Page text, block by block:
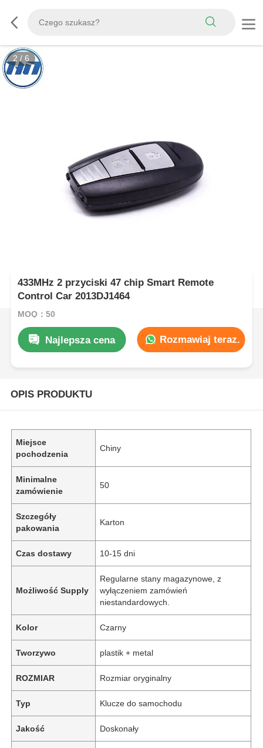
2 / 6
433MHz 2 przyciski 47 chip Smart Remote
Control Car 2013DJ1464
MOQ：50
Najlepsza cena Rozmawiaj teraz.
OPIS PRODUKTU
Miejsce
pochodzenia
Chiny
Minimalne
zamówienie
50
Szczegóły
pakowania
Karton
Czas dostawy 10-15 dni
Możliwość Supply
Regularne stany magazynowe, z
wyłączeniem zamówień
niestandardowych.
Kolor Czarny
Tworzywo plastik + metal
ROZMIAR Rozmiar oryginalny
Typ Klucze do samochodu
Jakość Doskonały